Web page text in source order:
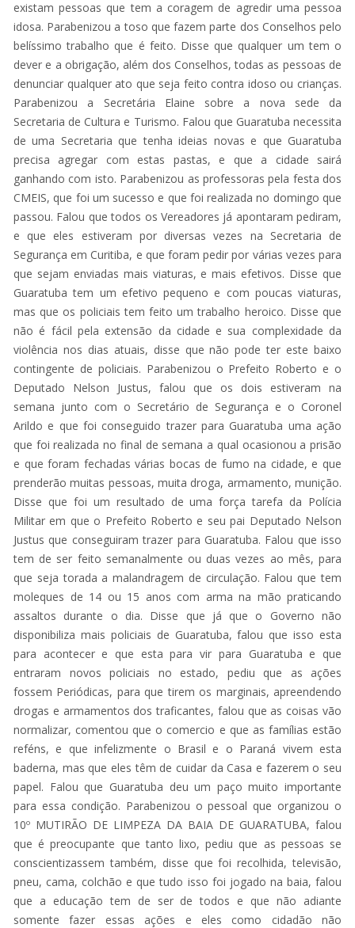
existam pessoas que tem a coragem de agredir uma pessoa
idosa. Parabenizou a toso que fazem parte dos Conselhos pelo
belíssimo trabalho que é feito. Disse que qualquer um tem o
dever e a obrigação, além dos Conselhos, todas as pessoas de
denunciar qualquer ato que seja feito contra idoso ou crianças.
Parabenizou a Secretária Elaine sobre a nova sede da
Secretaria de Cultura e Turismo. Falou que Guaratuba necessita
de uma Secretaria que tenha ideias novas e que Guaratuba
precisa agregar com estas pastas, e que a cidade sairá
ganhando com isto. Parabenizou as professoras pela festa dos
CMEIS, que foi um sucesso e que foi realizada no domingo que
passou. Falou que todos os Vereadores já apontaram pediram,
e que eles estiveram por diversas vezes na Secretaria de
Segurança em Curitiba, e que foram pedir por várias vezes para
que sejam enviadas mais viaturas, e mais efetivos. Disse que
Guaratuba tem um efetivo pequeno e com poucas viaturas,
mas que os policiais tem feito um trabalho heroico. Disse que
não é fácil pela extensão da cidade e sua complexidade da
violência nos dias atuais, disse que não pode ter este baixo
contingente de policiais. Parabenizou o Prefeito Roberto e o
Deputado Nelson Justus, falou que os dois estiveram na
semana junto com o Secretário de Segurança e o Coronel
Arildo e que foi conseguido trazer para Guaratuba uma ação
que foi realizada no final de semana a qual ocasionou a prisão
e que foram fechadas várias bocas de fumo na cidade, e que
prenderão muitas pessoas, muita droga, armamento, munição.
Disse que foi um resultado de uma força tarefa da Polícia
Militar em que o Prefeito Roberto e seu pai Deputado Nelson
Justus que conseguiram trazer para Guaratuba. Falou que isso
tem de ser feito semanalmente ou duas vezes ao mês, para
que seja torada a malandragem de circulação. Falou que tem
moleques de 14 ou 15 anos com arma na mão praticando
assaltos durante o dia. Disse que já que o Governo não
disponibiliza mais policiais de Guaratuba, falou que isso esta
para acontecer e que esta para vir para Guaratuba e que
entraram novos policiais no estado, pediu que as ações
fossem Periódicas, para que tirem os marginais, apreendendo
drogas e armamentos dos traficantes, falou que as coisas vão
normalizar, comentou que o comercio e que as famílias estão
reféns, e que infelizmente o Brasil e o Paraná vivem esta
baderna, mas que eles têm de cuidar da Casa e fazerem o seu
papel. Falou que Guaratuba deu um paço muito importante
para essa condição. Parabenizou o pessoal que organizou o
10º MUTIRÃO DE LIMPEZA DA BAIA DE GUARATUBA, falou
que é preocupante que tanto lixo, pediu que as pessoas se
conscientizassem também, disse que foi recolhida, televisão,
pneu, cama, colchão e que tudo isso foi jogado na baia, falou
que a educação tem de ser de todos e que não adiante
somente fazer essas ações e eles como cidadão não